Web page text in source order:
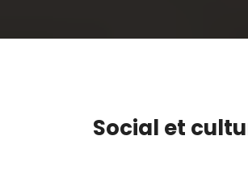
Social et